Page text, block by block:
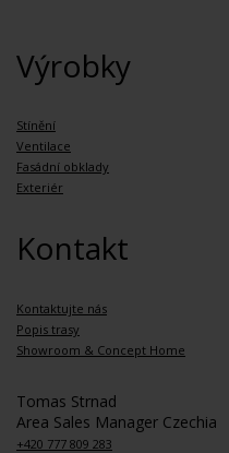
Výrobky
Stínění
Ventilace
Fasádní obklady
Exteriér
Kontakt
Kontaktujte nás
Popis trasy
Showroom & Concept Home
Tomas Strnad
Area Sales Manager Czechia
+420 777 809 283